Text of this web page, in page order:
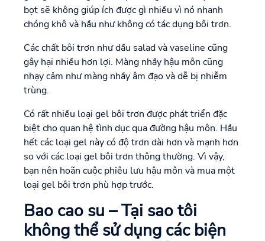
bọt sẽ không giúp ích được gì nhiều vì nó nhanh
chóng khô và hầu như không có tác dụng bôi trơn.
Các chất bôi trơn như dầu salad và vaseline cũng
gây hại nhiều hơn lợi. Màng nhầy hậu môn cũng
nhạy cảm như màng nhầy âm đạo và dễ bị nhiễm
trùng.
Có rất nhiều loại gel bôi trơn được phát triển đặc
biệt cho quan hệ tình dục qua đường hậu môn. Hầu
hết các loại gel này có độ trơn dài hơn và mạnh hơn
so với các loại gel bôi trơn thông thường. Vì vậy,
bạn nên hoãn cuộc phiêu lưu hậu môn và mua một
loại gel bôi trơn phù hợp trước.
Bao cao su – Tại sao tôi
không thể sử dụng các biện